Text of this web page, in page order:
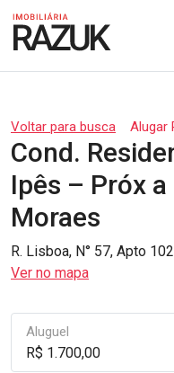
Voltar para busca Alugar
Cond.
Ipês – Próx
Moraes
R. Lisboa, N° 57, Apto
Ver no mapa
Aluguel
R$ 1.700,00